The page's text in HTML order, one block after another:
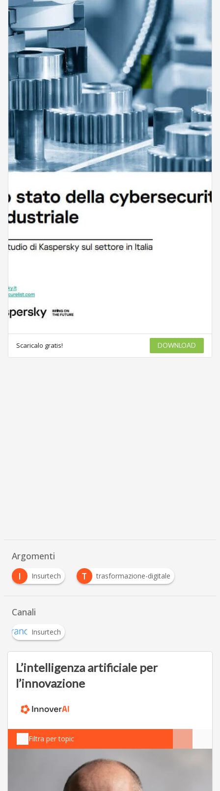
Scaricalo gratis! DOWNLOAD
Argomenti
I
Insurtech T trasformazione-digitale
Canali
Insurtech
L’intelligenza artificiale per
l’innovazione
Filtra per topic